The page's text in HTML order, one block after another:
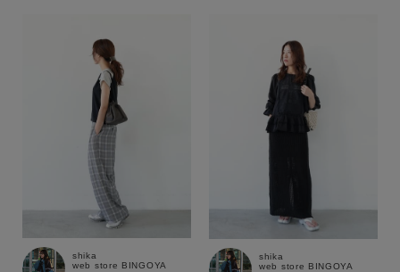
shika
web store BINGOYA
shika
web store BINGOYA